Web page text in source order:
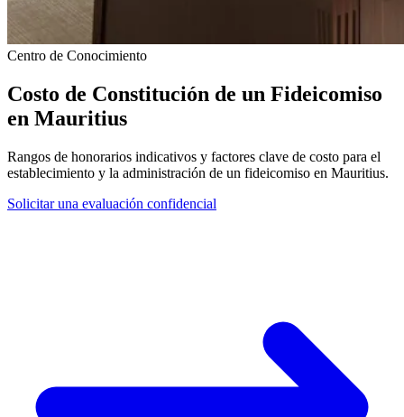
Centro de Conocimiento
Costo de Constitución de un Fideicomiso
en Mauritius
Rangos de honorarios indicativos y factores clave de costo para el
establecimiento y la administración de un fideicomiso en Mauritius.
Solicitar una evaluación confidencial